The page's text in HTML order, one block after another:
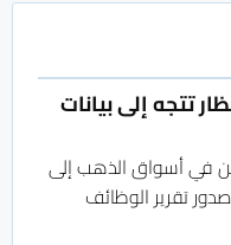
تتجه إلى بيانات
في أسواق الذهب إلى
تقرير الوظائف